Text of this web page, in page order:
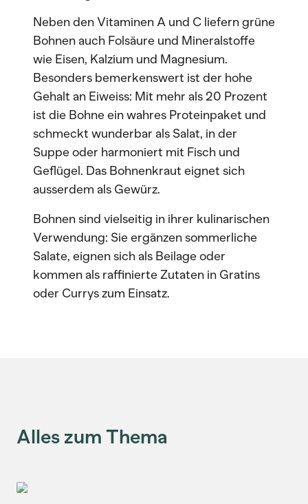
Neben den Vitaminen A und C liefern grüne
Bohnen auch Folsäure und Mineralstoffe
wie Eisen, Kalzium und Magnesium.
Besonders bemerkenswert ist der hohe
Gehalt an Eiweiss: Mit mehr als 20 Prozent
ist die Bohne ein wahres Proteinpaket und
schmeckt wunderbar als Salat, in der
Suppe oder harmoniert mit Fisch und
Geflügel. Das Bohnenkraut eignet sich
ausserdem als Gewürz.
Bohnen sind vielseitig in ihrer kulinarischen
Verwendung: Sie ergänzen sommerliche
Salate, eignen sich als Beilage oder
kommen als raffinierte Zutaten in Gratins
oder Currys zum Einsatz.
Alles zum Thema